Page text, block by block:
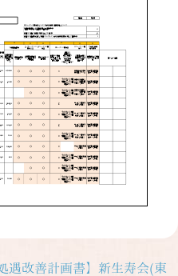
遇改善計画書】新生寿会(東